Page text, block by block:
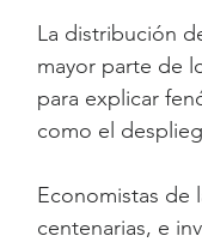
La distribución
mayor parte de
para explicar
como el
Economistas de
centenarias, e